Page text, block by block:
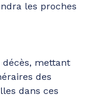
les proches
décès, mettant
des
dans ces